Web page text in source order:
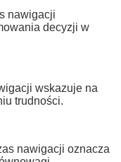
nawigacji
decyzji w
wskazuje na
trudności.
nawigacji oznacza